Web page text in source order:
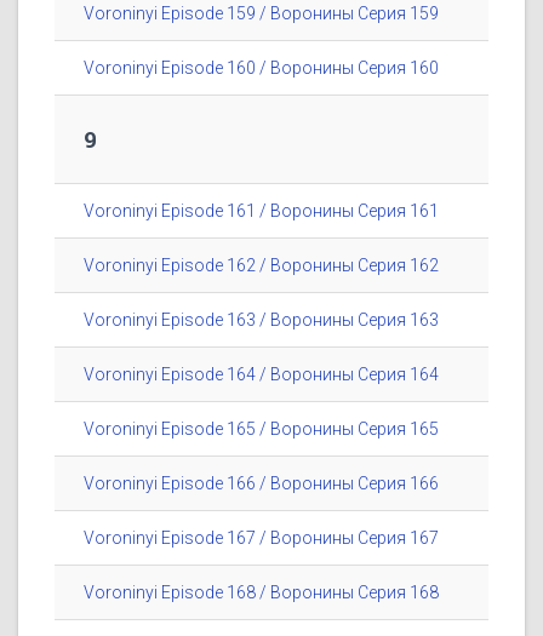
Voroninyi Episode 159 / Воронины Серия 159
Voroninyi Episode 160 / Воронины Серия 160
9
Voroninyi Episode 161 / Воронины Серия 161
Voroninyi Episode 162 / Воронины Серия 162
Voroninyi Episode 163 / Воронины Серия 163
Voroninyi Episode 164 / Воронины Серия 164
Voroninyi Episode 165 / Воронины Серия 165
Voroninyi Episode 166 / Воронины Серия 166
Voroninyi Episode 167 / Воронины Серия 167
Voroninyi Episode 168 / Воронины Серия 168